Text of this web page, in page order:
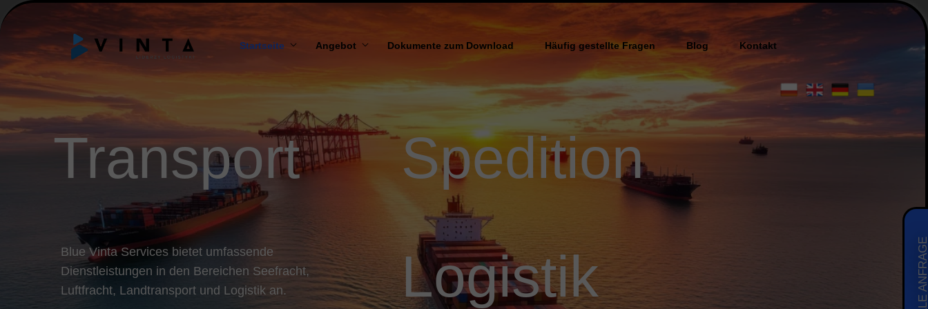
Logistik
Spedition
Blue Vinta Services bietet umfassende
Dienstleistungen in den Bereichen Seefracht,
Luftfracht, Landtransport und Logistik an.
Transport
Startseite
ÜBER UNS
MISSION UND VISION
Angebot
LUFTTRANSPORT
STRAßENVERKEHR
EISENBAHNVERKEHR
TRANSPORT VON/NACH UKRAINEN
TRANSPORT ÜBERGROßFORMAT
LAGERDIENSTLEISTUNGEN
Dokumente zum Download Häufig gestellte Fragen Blog Kontakt